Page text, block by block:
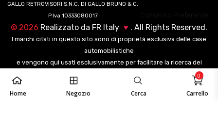
Home Negozio Cerca Carrello
0
GALLO RETROVISORI S.N.C. DI GALLO BRUNO & C.
P.Iva 10333080017
© 2026 Realizzato da FR Italy ♥ . All Rights Reserved.
I marchi citati in questo sito sono di proprietà esclusiva delle case
automobilistiche
e vengono qui usati esclusivamente per facilitare la ricerca dei